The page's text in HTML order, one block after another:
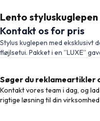
Lento
Kontakt os for pris
Stylus kuglepen med eksklusivt
fløjlsetui. Pakket i en ”LUXE”
Søger du reklameartikler
Kontakt vores team i dag, og
rigtige løsning til din virksomhed